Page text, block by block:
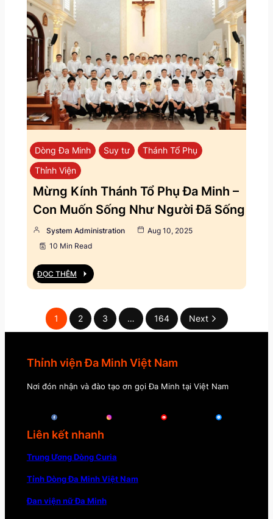
Dòng Đa Minh Suy tư
Thánh Tổ Phụ
Thỉnh Viện
Mừng Kính Thánh Tổ Phụ Đa Minh –
Con Muốn Sống Như Người Đã Sống
System Administration
Aug 10, 2025
10 Min Read
ĐỌC THÊM
1 2 3 … 164 Next
Thỉnh viện Đa Minh Việt Nam
Nơi đón nhận và đào tạo ơn gọi Đa Minh tại Việt Nam
Liên kết nhanh
Trung Ương Dòng Curia
Tỉnh Dòng Đa Minh Việt Nam
Đan viện nữ Đa Minh